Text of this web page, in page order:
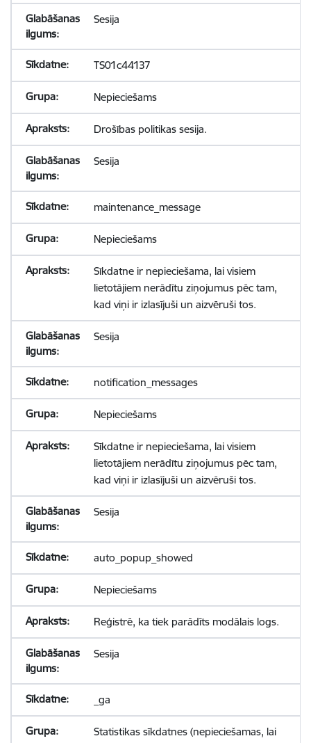
Sesija
TS01c44137
Nepieciešams
Drošības politikas sesija.
Sesija
maintenance_message
Nepieciešams
Sīkdatne ir nepieciešama, lai visiem
lietotājiem nerādītu ziņojumus pēc tam,
kad viņi ir izlasījuši un aizvēruši tos.
Sesija
notification_messages
Nepieciešams
Sīkdatne ir nepieciešama, lai visiem
lietotājiem nerādītu ziņojumus pēc tam,
kad viņi ir izlasījuši un aizvēruši tos.
Sesija
auto_popup_showed
Nepieciešams
Reģistrē, ka tiek parādīts modālais logs.
Sesija
_ga
Statistikas sīkdatnes (nepieciešamas, lai